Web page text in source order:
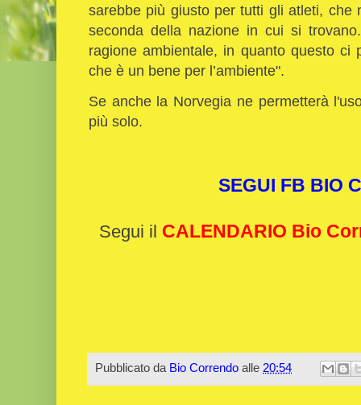
sarebbe più giusto per tutti gli atleti, che
seconda della nazione in cui si
ragione ambientale, in quanto questo ci
che è un bene per l’ambiente".
Se anche la Norvegia ne permetterà
più solo.
SEGUI FB BIO
Segui il CALENDARIO Bio
Pubblicato da Bio Correndo alle 20:54